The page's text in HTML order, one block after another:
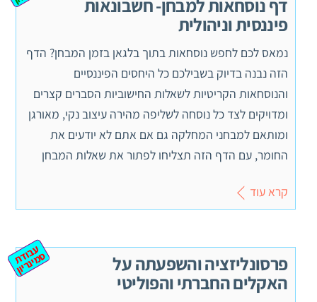
דף נוסחאות למבחן- חשבונאות
פיננסית וניהולית
נמאס לכם לחפש נוסחאות בתוך בלגאן בזמן המבחן? הדף
הזה נבנה בדיוק בשבילכם כל היחסים הפיננסיים
והנוסחאות הקריטיות לשאלות החישוביות הסברים קצרים
ומדויקים לצד כל נוסחה לשליפה מהירה עיצוב נקי, מאורגן
ומותאם למבחני המחלקה גם אם אתם לא יודעים את
החומר, עם הדף הזה תצליחו לפתור את שאלות המבחן
קרא עוד
פרסונליזציה והשפעתה על
האקלים החברתי והפוליטי
ע
ב
וד
ת
ס
מ
ינ
ר
יון